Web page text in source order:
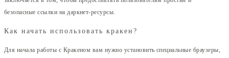
безопасные ссылки на даркнет-ресурсы.
Как начать использовать кракен?
Для начала работы с Кракеном вам нужно установить специальные браузеры,